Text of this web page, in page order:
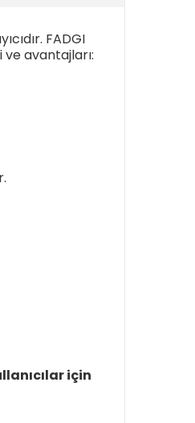
FADGI
avantajları:
için